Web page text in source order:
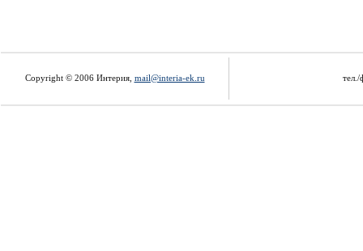
Copyright © 2006 Интерия, mail@interia-ek.ru